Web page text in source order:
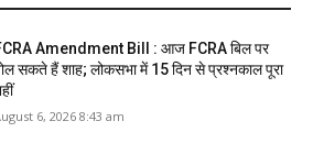
Amendment Bill : आज FCRA बिल पर
सकते हैं शाह; लोकसभा में 15 दिन से प्रश्नकाल पूरा
6, 2026 8:43 am